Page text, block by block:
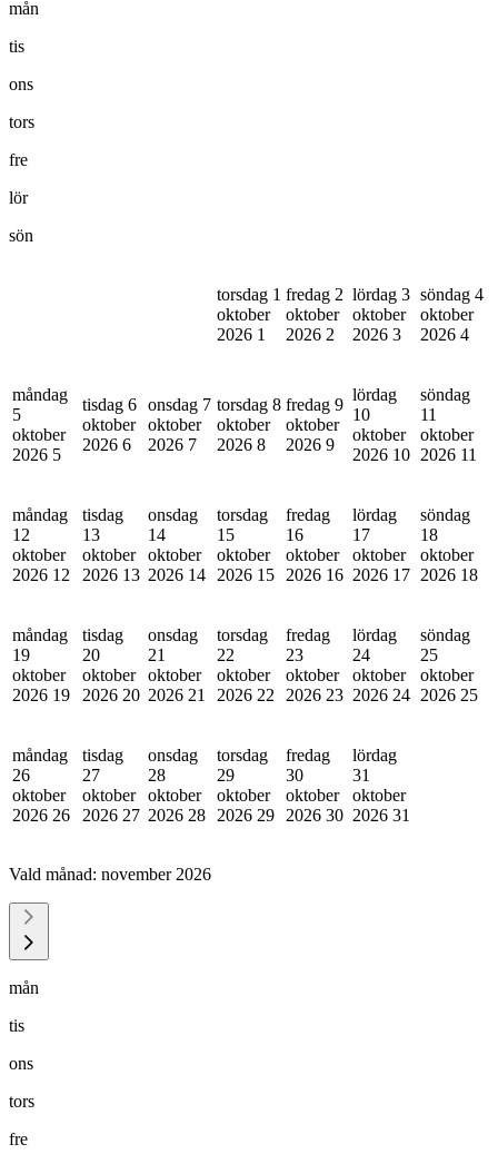
mån
tis
ons
tors
fre
lör
sön
torsdag 1
oktober
2026 1
fredag 2
oktober
2026 2
lördag 3
oktober
2026 3
söndag 4
oktober
2026 4
måndag
5
oktober
2026 5
tisdag 6
oktober
2026 6
onsdag 7
oktober
2026 7
torsdag 8
oktober
2026 8
fredag 9
oktober
2026 9
lördag
10
oktober
2026 10
söndag
11
oktober
2026 11
måndag
12
oktober
2026 12
tisdag
13
oktober
2026 13
onsdag
14
oktober
2026 14
torsdag
15
oktober
2026 15
fredag
16
oktober
2026 16
lördag
17
oktober
2026 17
söndag
18
oktober
2026 18
måndag
19
oktober
2026 19
tisdag
20
oktober
2026 20
onsdag
21
oktober
2026 21
torsdag
22
oktober
2026 22
fredag
23
oktober
2026 23
lördag
24
oktober
2026 24
söndag
25
oktober
2026 25
måndag
26
oktober
2026 26
tisdag
27
oktober
2026 27
onsdag
28
oktober
2026 28
torsdag
29
oktober
2026 29
fredag
30
oktober
2026 30
lördag
31
oktober
2026 31
Vald månad: november 2026
mån
tis
ons
tors
fre